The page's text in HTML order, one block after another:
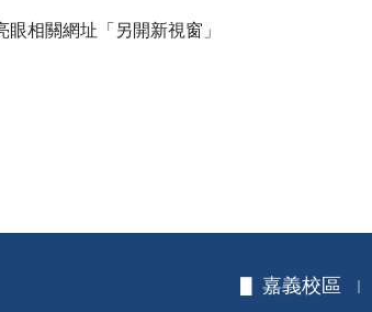
相關網址「另開新視窗」
▋ 嘉義校區 ｜